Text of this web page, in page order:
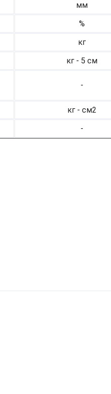
мм
%
кг
кг - 5 см
-
кг - см2
-